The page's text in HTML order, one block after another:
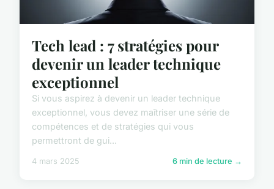
Tech lead : 7 stratégies pour
devenir un leader technique
exceptionnel
Si vous aspirez à devenir un leader technique
exceptionnel, vous devez maîtriser une série de
compétences et de stratégies qui vous
permettront de gui...
4 mars 2025 6 min de lecture →